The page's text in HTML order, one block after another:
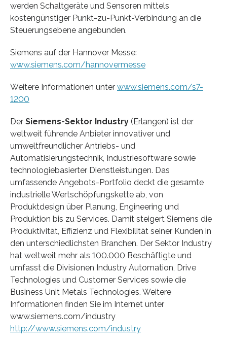
werden Schaltgeräte und Sensoren mittels
kostengünstiger Punkt-zu-Punkt-Verbindung an die
Steuerungsebene angebunden.
Siemens auf der Hannover Messe:
www.siemens.com/hannovermesse
Weitere Informationen unter www.siemens.com/s7-
1200
Der Siemens-Sektor Industry (Erlangen) ist der
weltweit führende Anbieter innovativer und
umweltfreundlicher Antriebs- und
Automatisierungstechnik, Industriesoftware sowie
technologiebasierter Dienstleistungen. Das
umfassende Angebots-Portfolio deckt die gesamte
industrielle Wertschöpfungskette ab, von
Produktdesign über Planung, Engineering und
Produktion bis zu Services. Damit steigert Siemens die
Produktivität, Effizienz und Flexibilität seiner Kunden in
den unterschiedlichsten Branchen. Der Sektor Industry
hat weltweit mehr als 100.000 Beschäftigte und
umfasst die Divisionen Industry Automation, Drive
Technologies und Customer Services sowie die
Business Unit Metals Technologies. Weitere
Informationen finden Sie im Internet unter
www.siemens.com/industry
http://www.siemens.com/industry